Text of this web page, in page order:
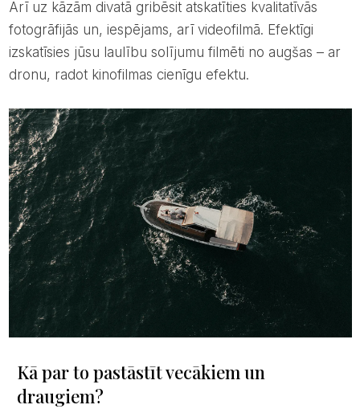
Arī uz kāzām divatā gribēsit atskatīties kvalitatīvās
fotogrāfijās un, iespējams, arī videofilmā. Efektīgi
izskatīsies jūsu laulību solījumu filmēti no augšas – ar
dronu, radot kinofilmas cienīgu efektu.
Kā par to pastāstīt vecākiem un
draugiem?